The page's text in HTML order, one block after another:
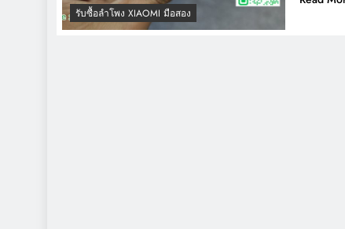
รับซื้อลำโพง XIAOMI มือสอง